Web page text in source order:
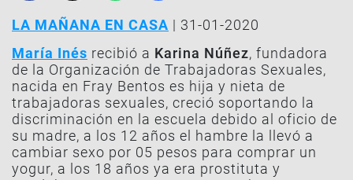
LA MAÑANA EN CASA | 31-01-2020
María Inés recibió a Karina Núñez, fundadora
de la Organización de Trabajadoras Sexuales,
nacida en Fray Bentos es hija y nieta de
trabajadoras sexuales, creció soportando la
discriminación en la escuela debido al oficio de
su madre, a los 12 años el hambre la llevó a
cambiar sexo por 05 pesos para comprar un
yogur, a los 18 años ya era prostituta y